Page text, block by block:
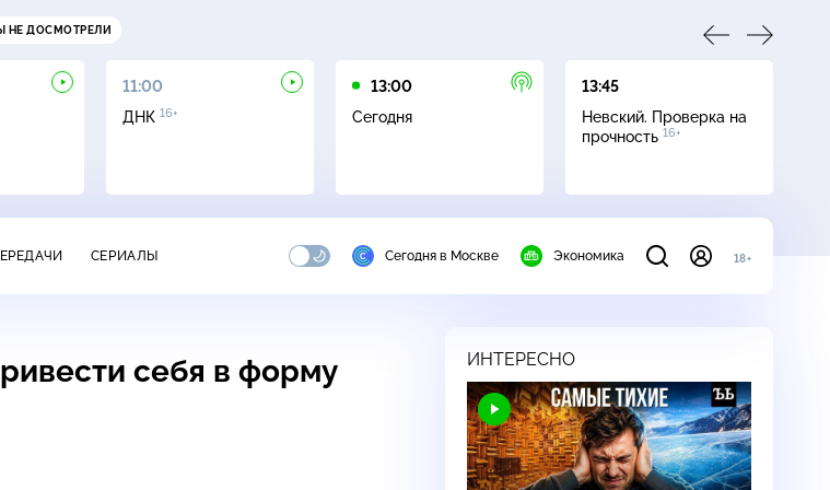
НЕ ДОСМОТРЕЛИ
11:00
ДНК 16+
13:00
Сегодня
13:45
Невский. Проверка на
прочность 16+
СЕРИАЛЫ Сегодня в Москве Экономика 18+
себя в форму
ИНТЕРЕСНО